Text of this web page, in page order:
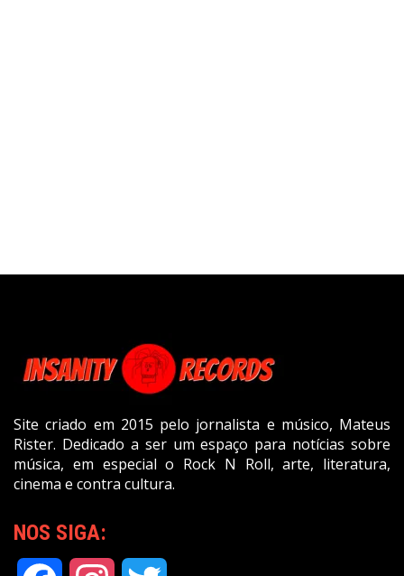
Site criado em 2015 pelo jornalista e músico, Mateus
Rister. Dedicado a ser um espaço para notícias sobre
música, em especial o Rock N Roll, arte, literatura,
cinema e contra cultura.
NOS SIGA: